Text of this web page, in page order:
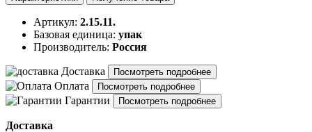
Артикул: 2.15.11.
Базовая единица: упак
Производитель: Россия
Доставка Посмотреть подробнее
Оплата Посмотреть подробнее
Гарантии Посмотреть подробнее
Доставка